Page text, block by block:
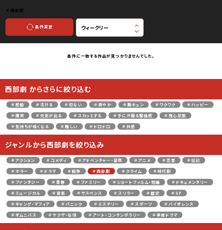
＃西部劇
条件変更
条件に一致する作品が見つかりませんでした。
西部劇 からさらに絞り込む
＃感動 ＃泣ける ＃切ない ＃爽やか ＃胸キュン ＃ワクワク
＃ハッピー
＃爆笑
＃元気が出る ＃スカッとする ＃手に汗握る緊張感
＃放心状態
＃気持ちが暗くなる
＃難しい ＃ドロドロ ＃共感
ジャンルから西部劇を絞り込み
＃アクション ＃コメディ ＃アドベンチャー・冒険 ＃アニメ ＃恋愛
＃伝記
＃ホラー
＃ドラマ ＃戦争 ＃西部劇 ＃クライム
＃時代劇
＃ファンタジー
＃青春 ＃ファミリー ＃ショートフィルム・短編
＃ドキュメンタリー
＃ミュージカル
＃音楽 ＃サスペンス ＃スリラー ＃歴史
＃SF
＃ギャング・マフィア
＃パニック ＃ミステリー ＃スポーツ
＃バイオレンス
＃オムニバス
＃ヤクザ・任侠 ＃アート・コンテンポラリー ＃単発ドラマ